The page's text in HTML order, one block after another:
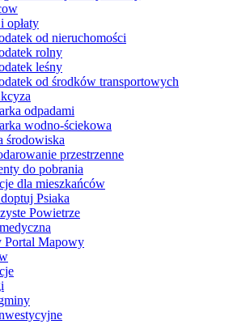
opłaty
od nieruchomości
rolny
leśny
od środków transportowych
odpadami
wodno-ściekowa
środowiska
przestrzenne
do pobrania
dla mieszkańców
Psiaka
Powietrze
Portal Mapowy